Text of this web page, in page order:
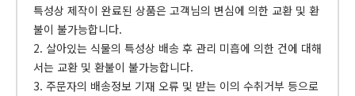
특성상 제작이 완료된 상품은 고객님의 변심에 의한 교환 및 환
불이 불가능합니다.
2. 살아있는 식물의 특성상 배송 후 관리 미흡에 의한 건에 대해
서는 교환 및 환불이 불가능합니다.
3. 주문자의 배송정보 기재 오류 및 받는 이의 수취거부 등으로